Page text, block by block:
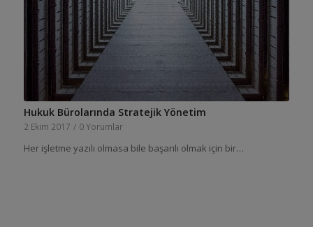
Hukuk Bürolarında Stratejik Yönetim
2 Ekim 2017 / 0 Yorumlar
Her işletme yazılı olmasa bile başarılı olmak için bir…